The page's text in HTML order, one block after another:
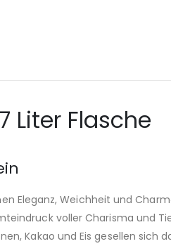
Liter Flasche
Eleganz, Weichheit und
voller Charisma und
Kakao und Eis gesellen sich